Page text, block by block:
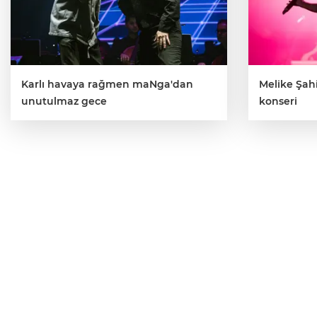
Karlı havaya rağmen maNga'dan
unutulmaz gece
Melike
konseri